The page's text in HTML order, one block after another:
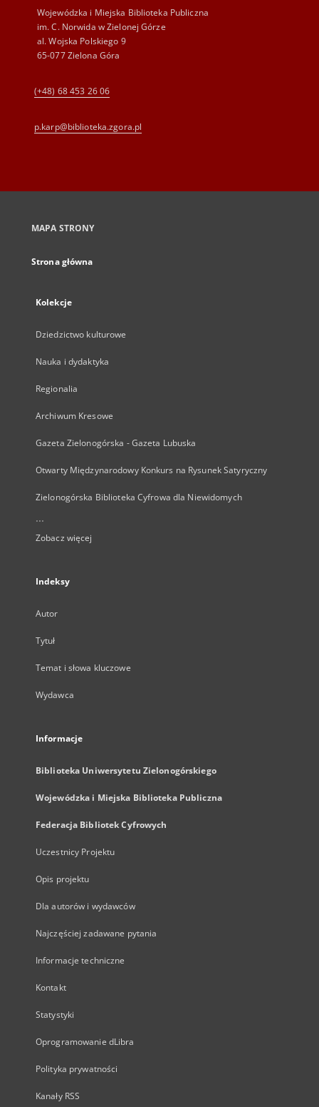
Wojewódzka i Miejska Biblioteka Publiczna
im. C. Norwida w Zielonej Górze
al. Wojska Polskiego 9
65-077 Zielona Góra
(+48) 68 453 26 06
p.karp@biblioteka.zgora.pl
MAPA STRONY
Strona główna
Kolekcje
Dziedzictwo kulturowe
Nauka i dydaktyka
Regionalia
Archiwum Kresowe
Gazeta Zielonogórska - Gazeta Lubuska
Otwarty Międzynarodowy Konkurs na Rysunek Satyryczny
Zielonogórska Biblioteka Cyfrowa dla Niewidomych
...
Zobacz więcej
Indeksy
Autor
Tytuł
Temat i słowa kluczowe
Wydawca
Informacje
Biblioteka Uniwersytetu Zielonogórskiego
Wojewódzka i Miejska Biblioteka Publiczna
Federacja Bibliotek Cyfrowych
Uczestnicy Projektu
Opis projektu
Dla autorów i wydawców
Najczęściej zadawane pytania
Informacje techniczne
Kontakt
Statystyki
Oprogramowanie dLibra
Polityka prywatności
Kanały RSS